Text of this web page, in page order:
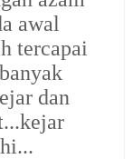
awal
tercapai
dan